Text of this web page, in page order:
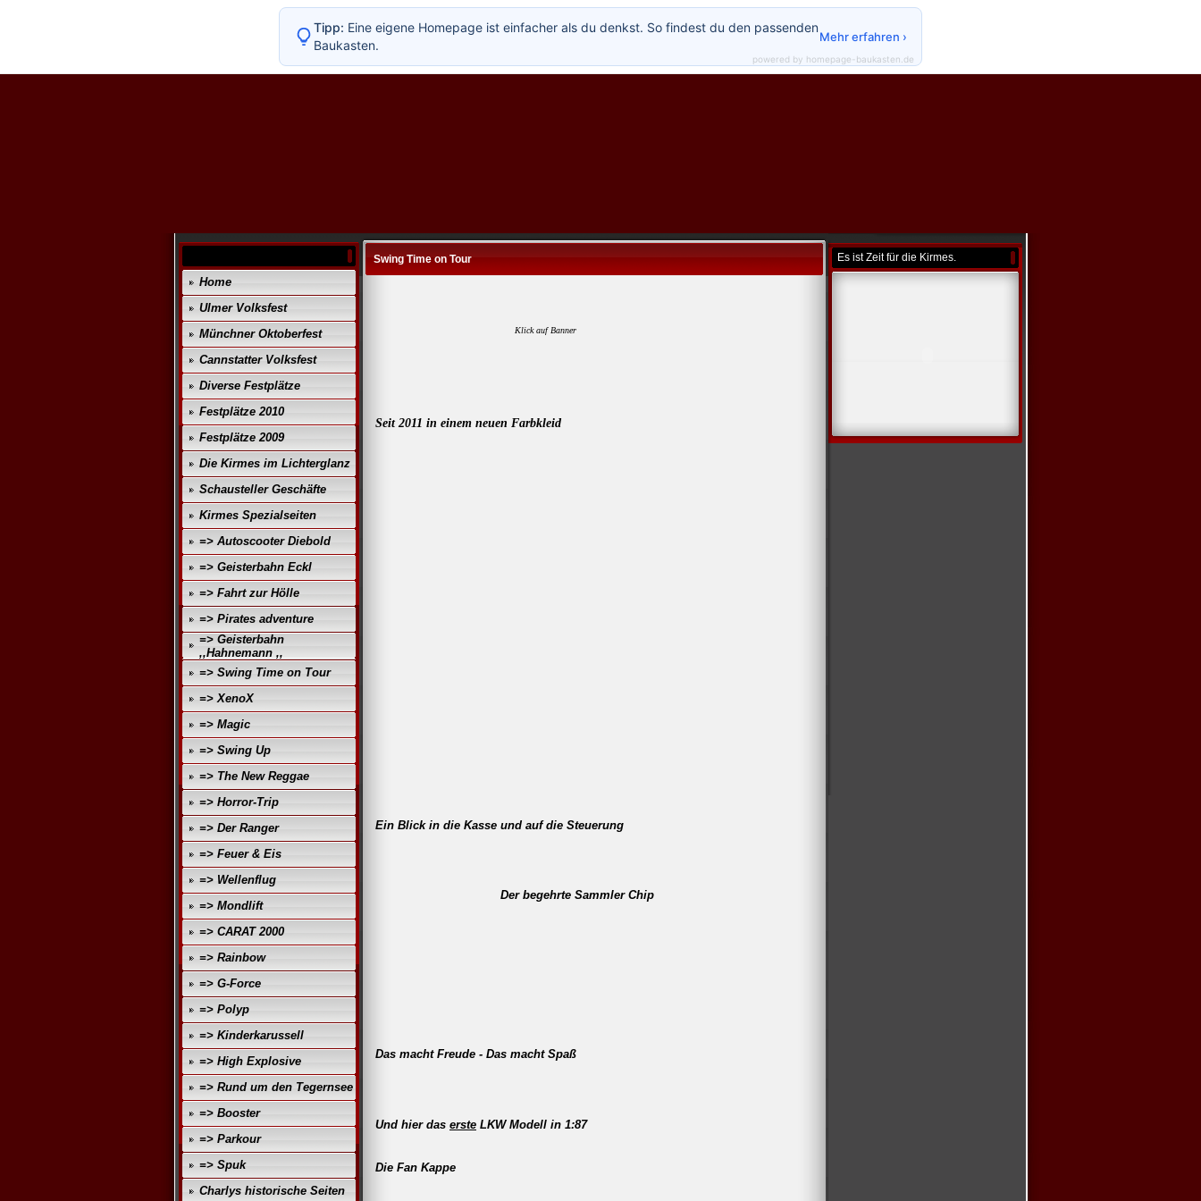
Home
Ulmer Volksfest
Münchner Oktoberfest
Cannstatter Volksfest
Diverse Festplätze
Festplätze 2010
Festplätze 2009
Die Kirmes im Lichterglanz
Schausteller Geschäfte
Kirmes Spezialseiten
=> Autoscooter Diebold
=> Geisterbahn Eckl
=> Fahrt zur Hölle
=> Pirates adventure
=> Geisterbahn
,,Hahnemann ,,
=> Swing Time on Tour
=> XenoX
=> Magic
=> Swing Up
=> The New Reggae
=> Horror-Trip
=> Der Ranger
=> Feuer & Eis
=> Wellenflug
=> Mondlift
=> CARAT 2000
=> Rainbow
=> G-Force
=> Polyp
=> Kinderkarussell
=> High Explosive
=> Rund um den Tegernsee
=> Booster
=> Parkour
=> Spuk
Charlys historische Seiten
Swing Time on Tour
Klick auf Banner
Seit 2011 in einem neuen Farbkleid
Ein Blick in die Kasse und auf die Steuerung
Der begehrte Sammler Chip
Das macht Freude - Das macht Spaß
Und hier das erste LKW Modell in 1:87
Die Fan Kappe
Es ist Zeit für die Kirmes.
Tipp: Eine eigene Homepage ist einfacher als du denkst. So findest du den passenden
Baukasten.
Mehr erfahren ›
powered by homepage-baukasten.de